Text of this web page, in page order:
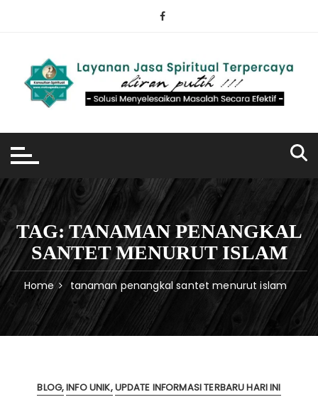
TAG:TANAMAN PENANGKAL
SANTET MENURUT ISLAM
Home tanaman penangkal santet menurut islam
BLOG INFO UNIK UPDATE INFORMASI TERBARU HARI INI